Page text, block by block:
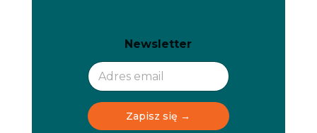
e
w
s
e
t
e
w
s
e
t
Newsletter
Zapisz się →